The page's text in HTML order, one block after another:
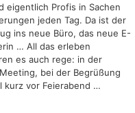
eigentlich Profis in Sachen
jeden Tag. Da ist der
ins neue Büro, das neue E-
… All das erleben
es auch rege: in der
bei der Begrüßung
kurz vor Feierabend …